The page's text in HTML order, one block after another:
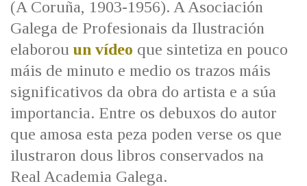
IDENTIDADE CORPORATIVA
MARCIAL DEL ADALID
CASA-MUSEO EMILIA PARDO
BAZÁN
60 ANOS DLG
Facebook
TwitterYoutubeInstagram
Bluesky
(A Coruña, 1903-1956). A Asociación
Galega de Profesionais da Ilustración
elaborou un vídeo que sintetiza en pouco
máis de minuto e medio os trazos máis
significativos da obra do artista e a súa
importancia. Entre os debuxos do autor
que amosa esta peza poden verse os que
ilustraron dous libros conservados na
Real Academia Galega.